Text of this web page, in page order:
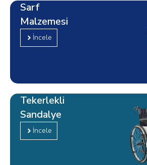
Sarf
Malzemesi
İncele
Tekerlekli
Sandalye
İncele